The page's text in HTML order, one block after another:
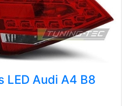
LED Audi A4 B8